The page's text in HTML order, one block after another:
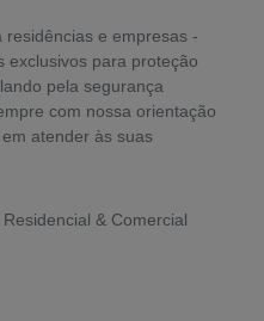
residências e empresas -
exclusivos para proteção
pela segurança
com nossa orientação
atender às suas